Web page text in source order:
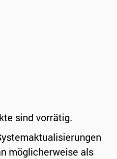
sind vorrätig.
möglicherweise als